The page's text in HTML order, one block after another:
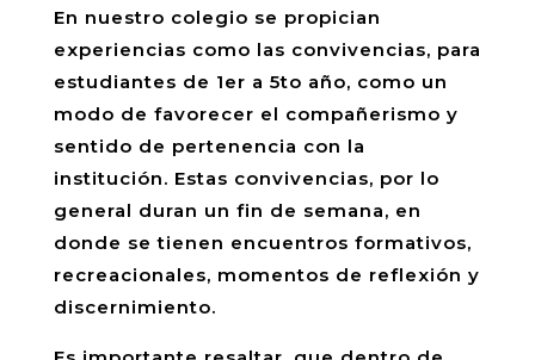
En nuestro colegio se propician
experiencias como las convivencias, para
estudiantes de 1er a 5to año, como un
modo de favorecer el compañerismo y
sentido de pertenencia con la
institución. Estas convivencias, por lo
general duran un fin de semana, en
donde se tienen encuentros formativos,
recreacionales, momentos de reflexión y
discernimiento.